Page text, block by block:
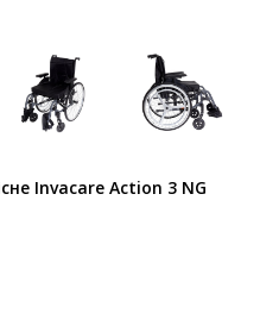
Invacare Action 3 NG